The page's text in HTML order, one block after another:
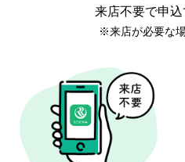
来店不要で申
※来店が必要な